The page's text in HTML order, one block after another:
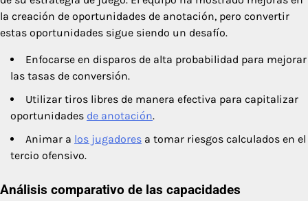
la creación de oportunidades de anotación, pero convertir
estas oportunidades sigue siendo un desafío.
Enfocarse en disparos de alta probabilidad para mejorar
las tasas de conversión.
Utilizar tiros libres de manera efectiva para capitalizar
oportunidades de anotación.
Animar a los jugadores a tomar riesgos calculados en el
tercio ofensivo.
Análisis comparativo de las capacidades